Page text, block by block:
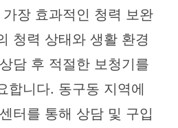
장 효과적인 청력 보완
청력 상태와 생활 환경
담 후 적절한 보청기를
합니다. 동구동 지역에
터를 통해 상담 및 구입